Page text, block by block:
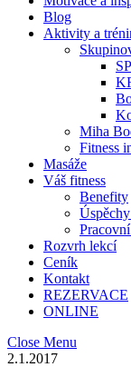
Blog
Aktivity a
Miha
Fitness
Masáže
Váš fitness
Benefity
Rozvrh lekcí
Ceník
Kontakt
REZERVACE
ONLINE
Close Menu
2.1.2017